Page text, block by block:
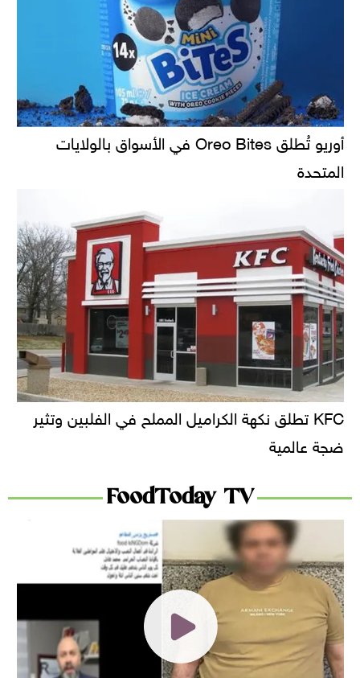
أوريو تُطلق Oreo Bites في الأسواق بالولايات
المتحدة
KFC تطلق نكهة الكراميل المملح في الفلبين وتثير
ضجة عالمية
FoodToday TV